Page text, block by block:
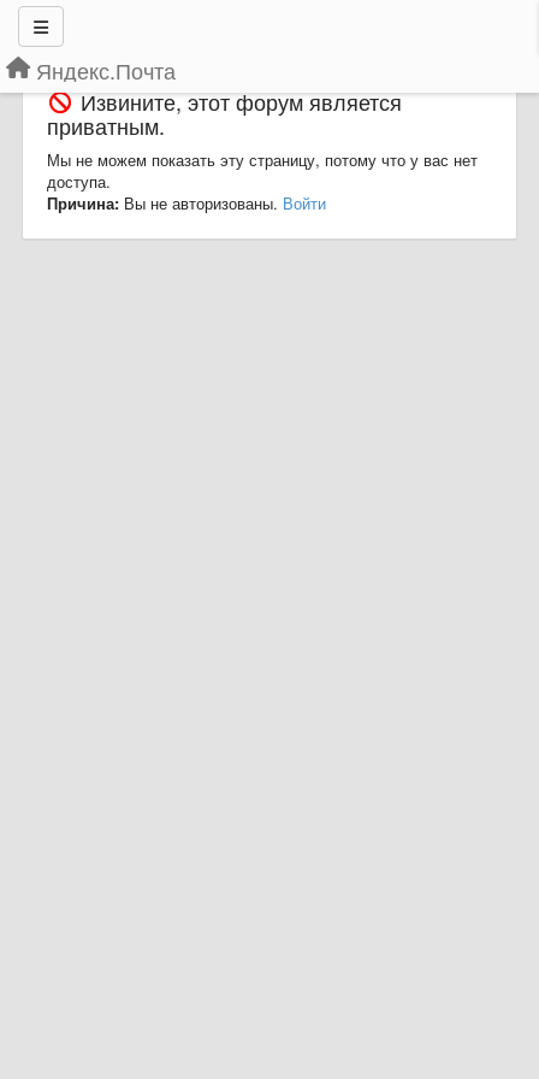
Яндекс.Почта
Извините, этот форум является
приватным.
Мы не можем показать эту страницу, потому что у вас нет
доступа.
Причина: Вы не авторизованы. Войти